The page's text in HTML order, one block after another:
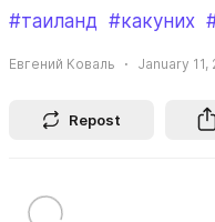
#таиланд #какуних
Евгений Коваль January 11,
Repost